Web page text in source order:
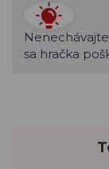
sa hračka